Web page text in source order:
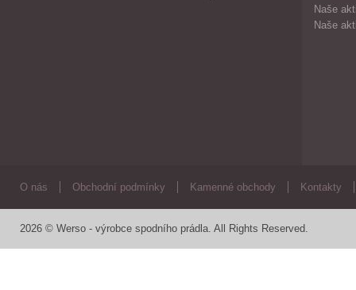
Naše
Naše
O nás Obchodní podmínky Kamenné obchody Kontakty
2026 © Werso - výrobce spodního prádla. All Rights Reserved.